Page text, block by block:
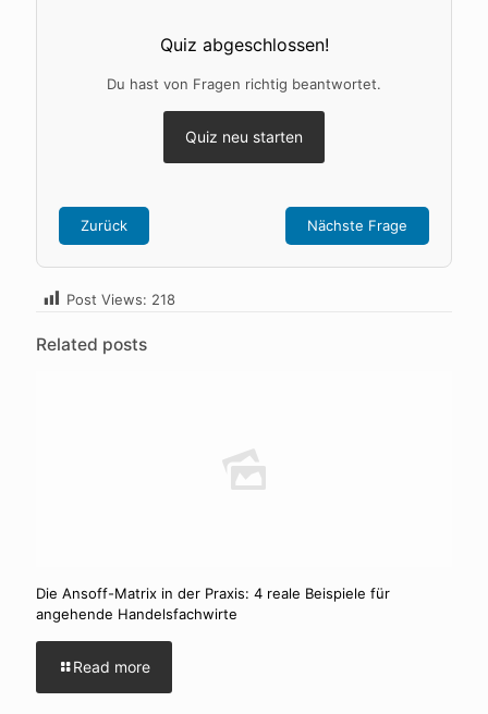
Quiz abgeschlossen!
Du hast von Fragen richtig beantwortet.
Quiz neu starten
Zurück Nächste Frage
Post Views: 218
Related posts
Die Ansoff-Matrix in der Praxis: 4 reale Beispiele für
angehende Handelsfachwirte
Read more